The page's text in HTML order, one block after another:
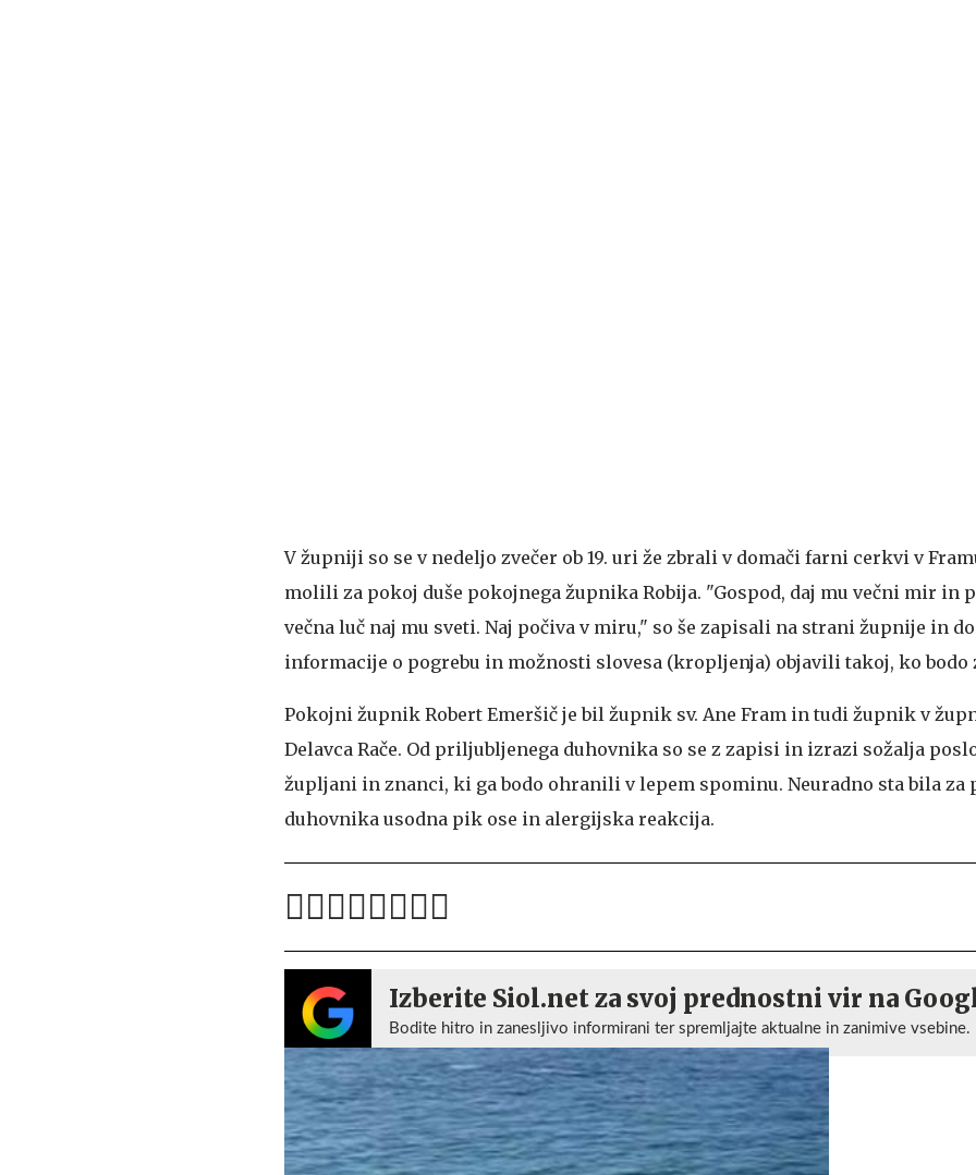
V župniji so se v nedeljo zvečer ob 19. uri že zbrali v domači farni cerkvi v
molili za pokoj duše pokojnega župnika Robija. "Gospod, daj mu večni mir in
večna luč naj mu sveti. Naj počiva v miru," so še zapisali na strani župnije in
informacije o pogrebu in možnosti slovesa (kropljenja) objavili takoj, ko bodo
Pokojni župnik Robert Emeršič je bil župnik sv. Ane Fram in tudi župnik v
Delavca Rače. Od priljubljenega duhovnika so se z zapisi in izrazi sožalja
župljani in znanci, ki ga bodo ohranili v lepem spominu. Neuradno sta bila za
duhovnika usodna pik ose in alergijska reakcija.
Izberite Siol.net za svoj prednostni vir na
Bodite hitro in zanesljivo informirani ter spremljajte aktualne in zanimive vsebine.